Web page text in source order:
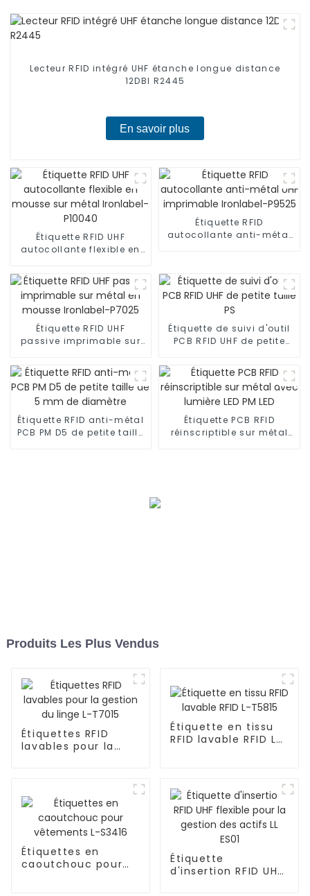
Lecteur RFID intégré UHF étanche longue distance
12DBI R2445
En savoir plus
Étiquette RFID UHF
autocollante flexible en
Étiquette RFID
autocollante anti-métal
Étiquette RFID UHF
passive imprimable sur
Ironlabel-P7025
Étiquette de suivi d'outil
PCB RFID UHF de petite
Étiquette RFID anti-métal
PCB PM D5 de petite taille
Étiquette PCB RFID
réinscriptible sur métal
Produits Les Plus Vendus
Étiquettes RFID
lavables pour la
Étiquette en tissu
RFID lavable RFID L-
Étiquettes en
caoutchouc pour
Étiquette
d'insertion RFID UHF